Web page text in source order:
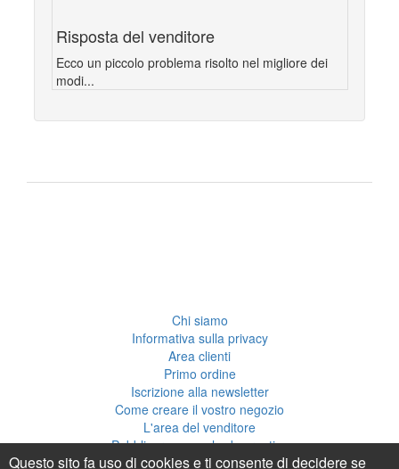
Risposta del venditore
Ecco un piccolo problema risolto nel migliore dei
modi...
Chi siamo
Informativa sulla privacy
Area clienti
Primo ordine
Iscrizione alla newsletter
Come creare il vostro negozio
L'area del venditore
Pubblicare una scheda creativa
Questo sito fa uso di cookies e ti consente di decidere se